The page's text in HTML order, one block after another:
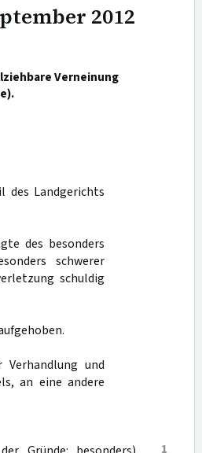
2012
Verneinung
des Landgerichts
des besonders
schwerer
schuldig
und
an eine andere
1